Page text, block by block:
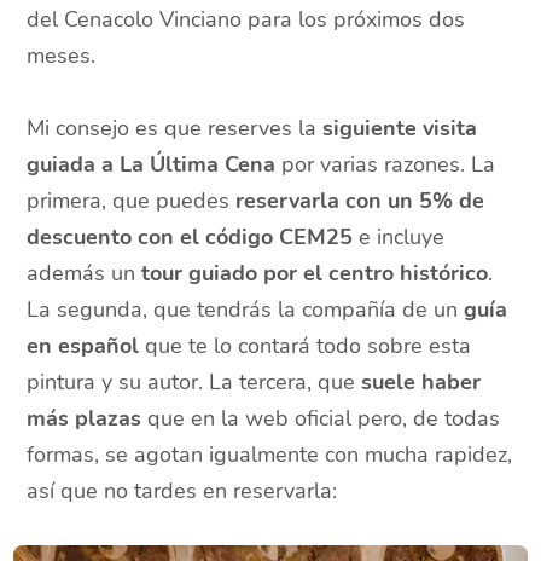
del Cenacolo Vinciano para los próximos dos
meses.
Mi consejo es que reserves lasiguiente visita
guiada a La Última Cena por varias razones. La
primera, que puedes reservarla con un 5% de
descuento con el código CEM25e incluye
además untour guiado por el centro histórico.
La segunda, que tendrás la compañía de un guía
en español que te lo contará todo sobre esta
pintura y su autor. La tercera, quesuele haber
más plazas que en la web oficial pero, de todas
formas, se agotan igualmente con mucha rapidez,
así que no tardes en reservarla: